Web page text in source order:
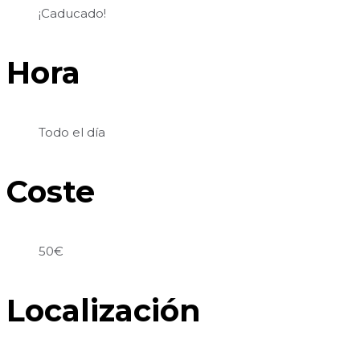
¡Caducado!
Hora
Todo el día
Coste
50€
Localización